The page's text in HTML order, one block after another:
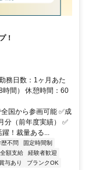
！
務日数：1ヶ月あた
時間） 休憩時間：60
国から参画可能 ✅成
分（前年度実績） ✅
！裁量ある...
歴不問
固定時間制
額支給
経験者歓迎
与あり
ブランクOK